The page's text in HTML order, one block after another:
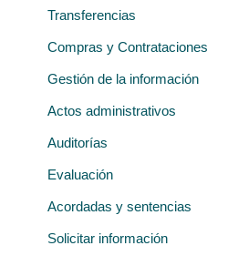
Transferencias
Compras y Contrataciones
Gestión de la información
Actos administrativos
Auditorías
Evaluación
Acordadas y sentencias
Solicitar información